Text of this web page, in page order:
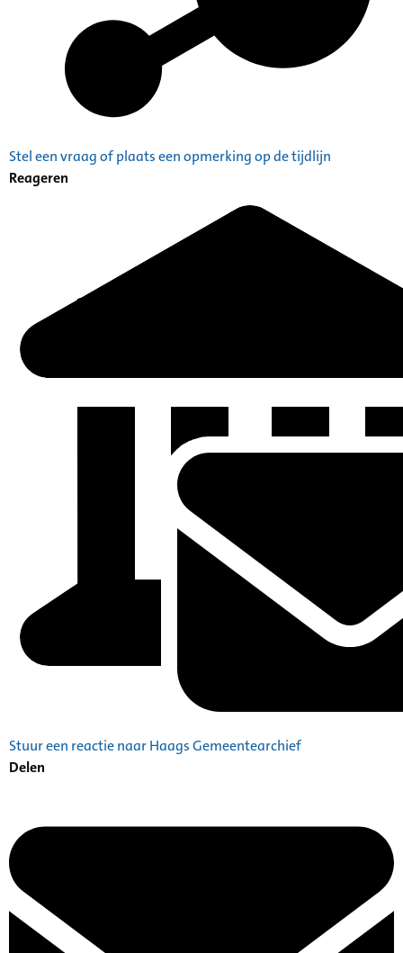
Stel een vraag of plaats een opmerking op de tijdlijn
Reageren
Stuur een reactie naar Haags Gemeentearchief
Delen